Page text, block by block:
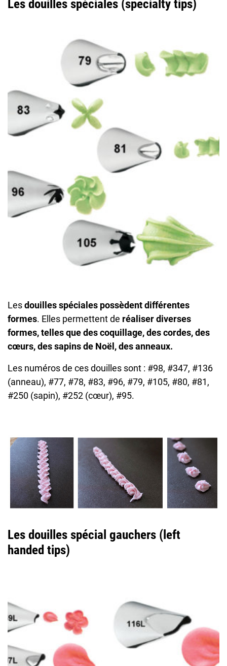
Les douilles spéciales (specialty tips)
Lesdouilles spéciales possèdent différentes
formes. Elles permettent de réaliser diverses
formes, telles que des coquillage, des cordes, des
cœurs, des sapins de Noël, des anneaux.
Les numéros de ces douilles sont : #98, #347, #136
(anneau), #77, #78, #83, #96, #79, #105, #80, #81,
#250 (sapin), #252 (cœur), #95.
Les douilles spécial gauchers (left
handed tips)